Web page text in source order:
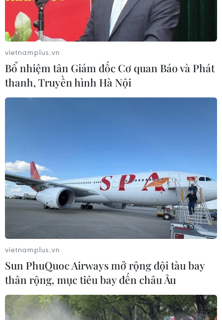
Hơn 2.100 quân nhân Indonesia và 1.500 binh sỹ Mỹ
tham gia tập trận Lá chắn Garuda với những khoa mục
như huấn luyện trên thực địa, bắn đạn thật, hàng không
và y tế.
vietnamplus.vn
Bổ nhiệm tân Giám đốc Cơ quan Báo và Phát
thanh, Truyền hình Hà Nội
vietnamplus.vn
Sun PhuQuoc Airways mở rộng đội tàu bay
thân rộng, mục tiêu bay đến châu Âu